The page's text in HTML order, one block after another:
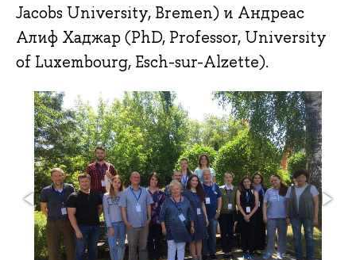
Jacobs University, Bremen) и Андреас
Алиф Хаджар (PhD, Professor, University
of Luxembourg, Esch-sur-Alzette).